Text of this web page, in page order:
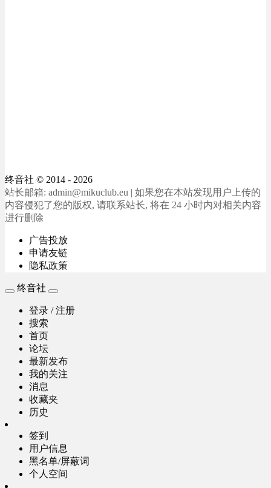
终音社 © 2014 - 2026
站长邮箱: admin@mikuclub.eu | 如果您在本站发现用户上传的
内容侵犯了您的版权, 请联系站长, 将在 24 小时内对相关内容
进行删除
广告投放
申请友链
隐私政策
终音社
登录 / 注册
搜索
首页
论坛
最新发布
我的关注
消息
收藏夹
历史
签到
用户信息
黑名单/屏蔽词
个人空间